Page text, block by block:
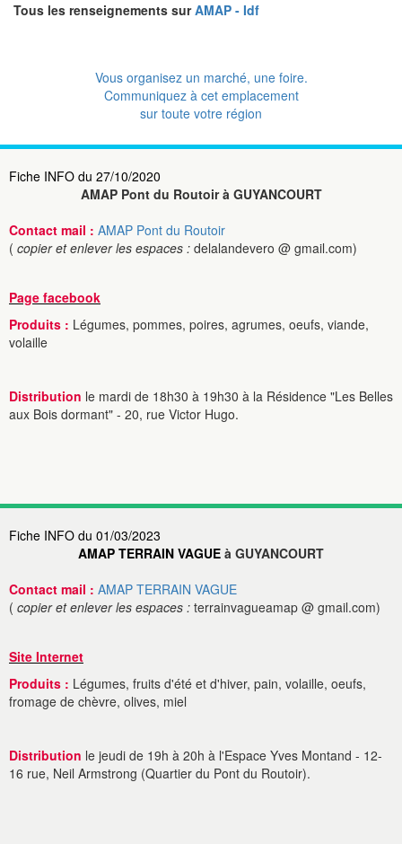
Tous les renseignements surAMAP - Idf
Vous organisez un marché, une foire.
Communiquez à cet emplacement
sur toute votre région
Fiche INFO du 27/10/2020
AMAP Pont du Routoir à GUYANCOURT
Contact mail : AMAP Pont du Routoir
( copier et enlever les espaces : delalandevero @ gmail.com)
Page facebook
Produits : Légumes, pommes, poires, agrumes, oeufs, viande,
volaille
Distribution le mardi de 18h30 à 19h30 à la Résidence "Les Belles
aux Bois dormant" - 20, rue Victor Hugo.
Fiche INFO du 01/03/2023
AMAP TERRAIN VAGUE à GUYANCOURT
Contact mail : AMAP TERRAIN VAGUE
( copier et enlever les espaces : terrainvagueamap @ gmail.com)
Site Internet
Produits : Légumes, fruits d'été et d'hiver, pain, volaille, oeufs,
fromage de chèvre, olives, miel
Distribution le jeudi de 19h à 20h à l'Espace Yves Montand - 12-
16 rue, Neil Armstrong (Quartier du Pont du Routoir).